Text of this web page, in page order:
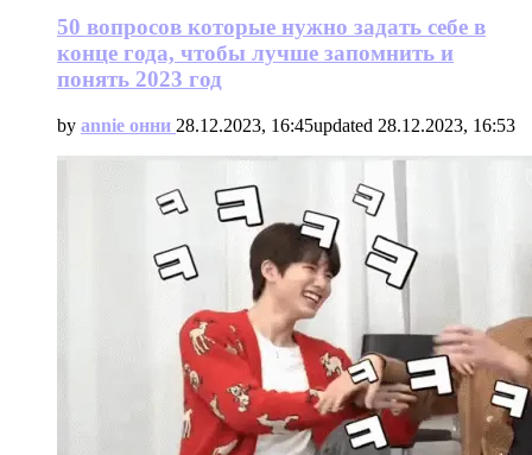
50 вопросов которые нужно задать себе в
конце года, чтобы лучше запомнить и
понять 2023 год
by annie онни 28.12.2023, 16:45updated 28.12.2023, 16:53